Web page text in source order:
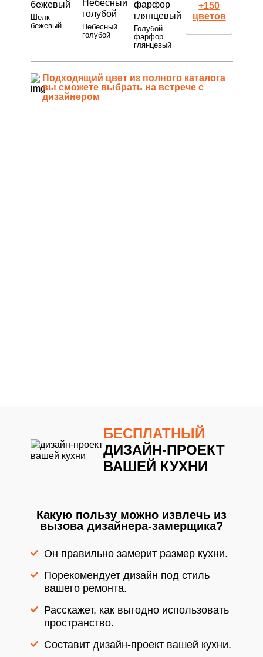
Шелк
бежевый
Небесный
голубой
Голубой
фарфор
глянцевый
+150
цветов
Подходящий цвет из полного каталога
вы сможете выбрать на встрече с
дизайнером
БЕСПЛАТНЫЙ
ДИЗАЙН-ПРОЕКТ
ВАШЕЙ КУХНИ
Какую пользу можно извлечь из
вызова дизайнера-замерщика?
Он правильно замерит размер кухни.
Порекомендует дизайн под стиль
вашего ремонта.
Расскажет, как выгодно использовать
пространство.
Составит дизайн-проект вашей кухни.